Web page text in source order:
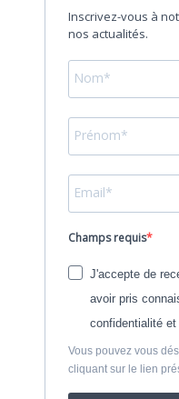
Inscrivez-vous à
nos actualités.
Champs requis
J'accepte de
avoir pris
confidentialité
Vous pouvez vous
cliquant sur le lien